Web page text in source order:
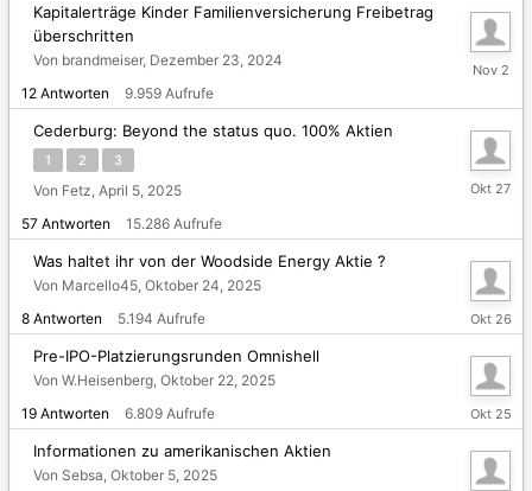
2025
Kapitalerträge Kinder Familienversicherung Freibetrag
überschritten
Von brandmeiser, Dezember 23, 2024
12 Antworten 9.959 Aufrufe
2025
Cederburg: Beyond the status quo. 100% Aktien
1 2 3
Von Fetz, April 5, 2025
57 Antworten 15.286 Aufrufe
Oktober
Was haltet ihr von der Woodside Energy Aktie ?
Von Marcello45, Oktober 24, 2025
8 Antworten 5.194 Aufrufe
Oktober
26,
2025
Pre-IPO-Platzierungsrunden Omnishell
Von W.Heisenberg, Oktober 22, 2025
19 Antworten 6.809 Aufrufe
Oktober
25,
2025
Informationen zu amerikanischen Aktien
Von Sebsa, Oktober 5, 2025